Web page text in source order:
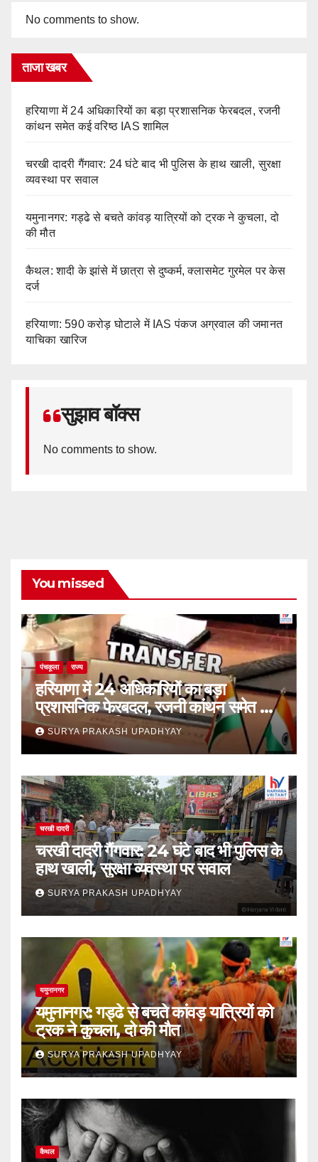
No comments to show.
ताजा खबर
हरियाणा में 24 अधिकारियों का बड़ा प्रशासनिक फेरबदल, रजनी
कांथन समेत कई वरिष्ठ IAS शामिल
चरखी दादरी गैंगवार: 24 घंटे बाद भी पुलिस के हाथ खाली, सुरक्षा
व्यवस्था पर सवाल
यमुनानगर: गड्ढे से बचते कांवड़ यात्रियों को ट्रक ने कुचला, दो
की मौत
कैथल: शादी के झांसे में छात्रा से दुष्कर्म, क्लासमेट गुरमेल पर केस
दर्ज
हरियाणा: 590 करोड़ घोटाले में IAS पंकज अग्रवाल की जमानत
याचिका खारिज
सुझाव बॉक्स
No comments to show.
You missed
पंचकूला राज्य
हरियाणा में 24 अधिकारियों का बड़ा
प्रशासनिक फेरबदल, रजनी कांथन समेत कई
वरिष्ठ IAS शामिल
SURYA PRAKASH UPADHYAY
चरखी दादरी
चरखी दादरी गैंगवार: 24 घंटे बाद भी पुलिस के
हाथ खाली, सुरक्षा व्यवस्था पर सवाल
SURYA PRAKASH UPADHYAY
यमुनानगर
यमुनानगर: गड्ढे से बचते कांवड़ यात्रियों को
ट्रक ने कुचला, दो की मौत
SURYA PRAKASH UPADHYAY
कैथल